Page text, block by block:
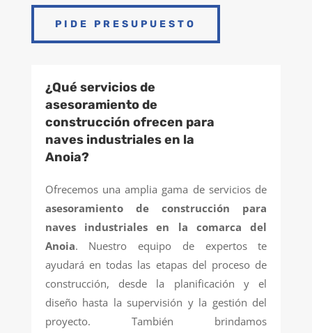
PIDE PRESUPUESTO
¿Qué servicios de
asesoramiento de
construcción ofrecen para
naves industriales en la
Anoia?
Ofrecemos una amplia gama de servicios de
asesoramiento de construcción para
naves industriales en la comarca del
Anoia. Nuestro equipo de expertos te
ayudará en todas las etapas del proceso de
construcción, desde la planificación y el
diseño hasta la supervisión y la gestión del
proyecto. También brindamos